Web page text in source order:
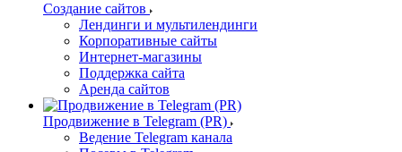
Создание сайтов
Лендинги и мультилендинги
Корпоративные сайты
Интернет-магазины
Поддержка сайта
Аренда сайтов
Продвижение в Telegram (PR)
Ведение Telegram канала